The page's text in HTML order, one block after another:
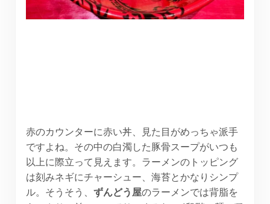
赤のカウンターに赤い丼、見た目がめっちゃ派手
ですよね。その中の白濁した豚骨スープがいつも
以上に際立って見えます。ラーメンのトッピング
は刻みネギにチャーシュー、海苔とかなりシンプ
ル。そうそう、 ずんどう屋のラーメンでは背脂を